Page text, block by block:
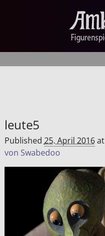
leute5
Published 25. April 2016at
von Swabedoo